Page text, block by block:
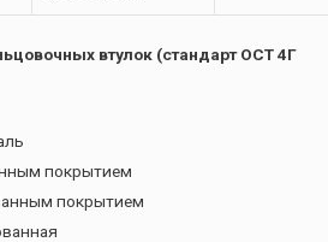
втулок (стандарт ОСТ 4Г
покрытием
покрытием